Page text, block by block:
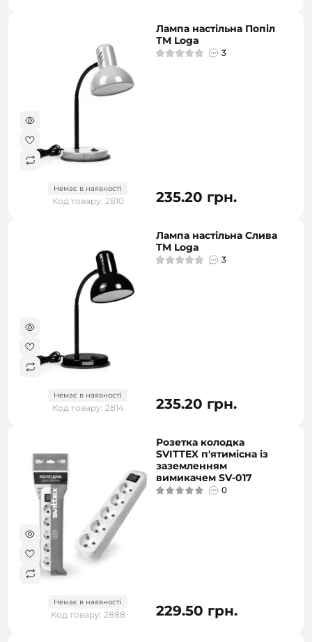
Немає в наявності
Код товару: 2810
Лампа настільна Попіл
ТМ Loga
3
235.20 грн.
Немає в наявності
Код товару: 2814
Лампа настільна Слива
ТМ Loga
3
235.20 грн.
Немає в наявності
Код товару: 2888
Розетка колодка
SVITTEX п'ятимісна із
заземленням
вимикачем SV-017
0
229.50 грн.